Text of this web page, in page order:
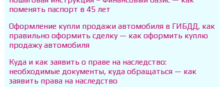
поменять паспорт в 45 лет
Оформление купли продажи автомобиля в ГИБДД, как
правильно оформить сделку — как оформить куплю
продажу автомобиля
Куда и как заявить о праве на наследство:
необходимые документы, куда обращаться — как
заявить права на наследство